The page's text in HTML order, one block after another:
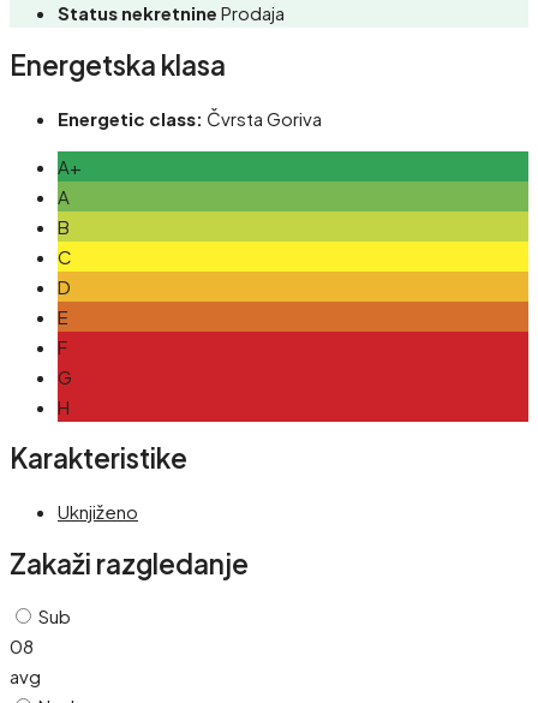
Status nekretnine Prodaja
Energetska klasa
Energetic class: Čvrsta Goriva
A+
A
B
C
D
E
F
G
H
Karakteristike
Uknjiženo
Zakaži razgledanje
Sub
08
avg